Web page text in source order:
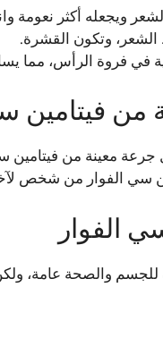
ويجعله أكثر نعومة
وتكون القشرة.
في فروة الرأس، مما
من فيتامين
معينة من فيتامين سي تصل إلى
سي الفوار من شخص
الفوار
والصحة عامة،